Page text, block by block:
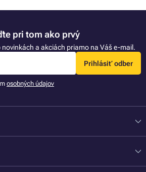
pri tom ako prvý
novinkách a akciách priamo na Váš e-mail.
Prihlásiť odber
osobných údajov